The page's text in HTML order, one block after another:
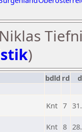
)
bdld rd
Knt 7
Knt 8